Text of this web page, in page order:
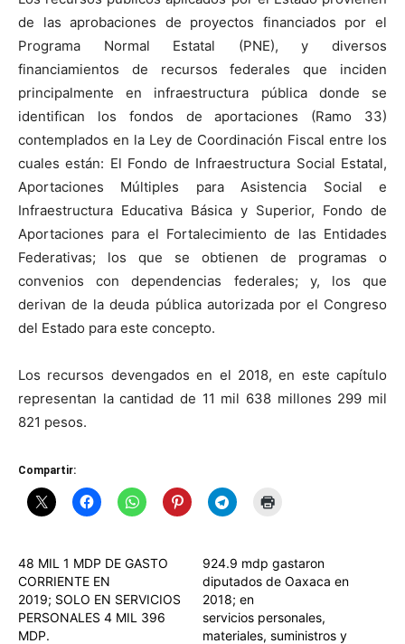
de las aprobaciones de proyectos financiados por el
Programa Normal Estatal (PNE), y diversos
financiamientos de recursos federales que inciden
principalmente en infraestructura pública donde se
identifican los fondos de aportaciones (Ramo 33)
contemplados en la Ley de Coordinación Fiscal entre los
cuales están: El Fondo de Infraestructura Social Estatal,
Aportaciones Múltiples para Asistencia Social e
Infraestructura Educativa Básica y Superior, Fondo de
Aportaciones para el Fortalecimiento de las Entidades
Federativas; los que se obtienen de programas o
convenios con dependencias federales; y, los que
derivan de la deuda pública autorizada por el Congreso
del Estado para este concepto.
Los recursos devengados en el 2018, en este capítulo
representan la cantidad de 11 mil 638 millones 299 mil
821 pesos.
Compartir:
48 MIL 1 MDP DE GASTO
CORRIENTE EN
2019; SOLO EN SERVICIOS
PERSONALES 4 MIL 396
MDP.
924.9 mdp gastaron
diputados de Oaxaca en
2018; en
servicios personales,
materiales, suministros y